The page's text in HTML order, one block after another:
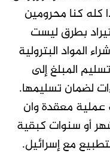
كله كنا محرومين
بطرق ليست
المواد البترولية
المبلغ إلى
لضمان تسليمها.
عملية معقدة وان
أو سنوات كبقية
مع إسرائيل.